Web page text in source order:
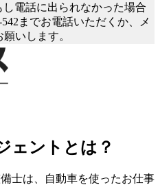
し電話に出られなかった場合
までお電話いただくか、メ
いします。
ェントとは？
士は、自動車を使ったお仕事